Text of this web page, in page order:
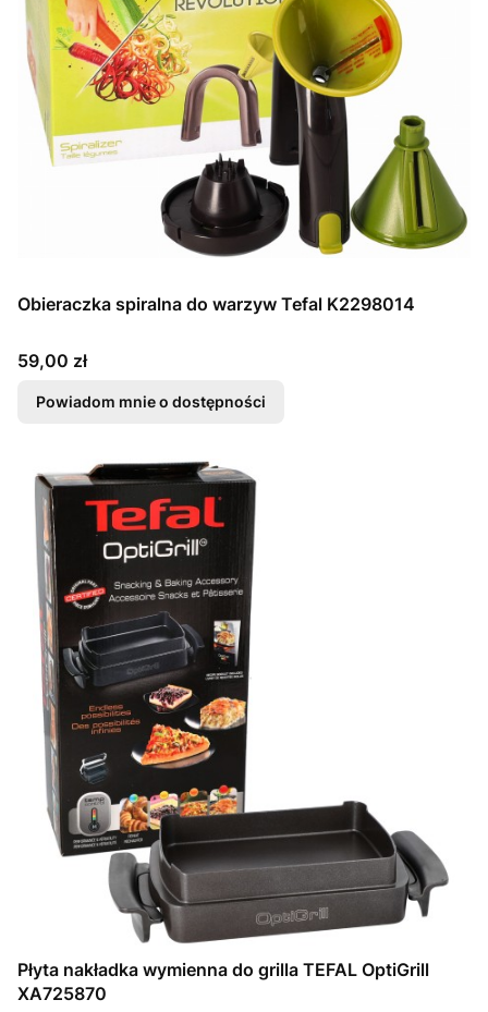
Obieraczka spiralna do warzyw Tefal K2298014
Cena
59,00 zł
Powiadom mnie o dostępności
Płyta nakładka wymienna do grilla TEFAL OptiGrill
XA725870